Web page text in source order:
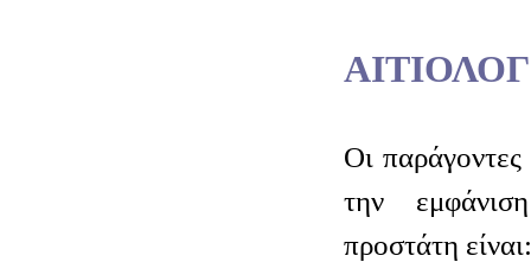
Οι παράγοντες
την
προστάτη είναι: